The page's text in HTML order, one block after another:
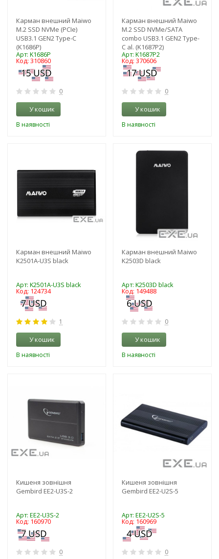
Карман внешний Maiwo
M.2 SSD NVMe (PCIe)
USB3.1 GEN2 Type-C
(K1686P)
Арт: K1686P
Код: 310860
0
У кошик
В наявності
Карман внешний Maiwo
M.2 SSD NVMe/SATA
combo USB3.1 GEN2 Type-
C al. (K1687P2)
Арт: K1687P2
Код: 370606
0
У кошик
В наявності
Карман внешний Maiwo
K2501A-U3S black
Арт: K2501A-U3S black
Код: 124734
1
У кошик
В наявності
Карман внешний Maiwo
K2503D black
Арт: K2503D black
Код: 149488
0
У кошик
В наявності
Кишеня зовнішня
Gembird EE2-U3S-2
Арт: EE2-U3S-2
Код: 160970
0
Кишеня зовнішня
Gembird EE2-U2S-5
Арт: EE2-U2S-5
Код: 160969
0